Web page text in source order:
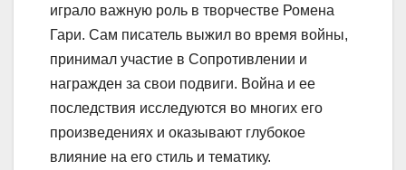
играло важную роль в творчестве Ромена
Гари. Сам писатель выжил во время войны,
принимал участие в Сопротивлении и
награжден за свои подвиги. Война и ее
последствия исследуются во многих его
произведениях и оказывают глубокое
влияние на его стиль и тематику.